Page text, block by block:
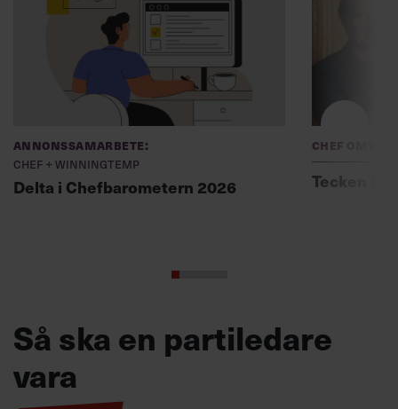
Annonssamarbete:
Chef + Winningtemp
Delta i Chefbarometern 2026
Chef
Tecken i
Så ska en partiledare
vara